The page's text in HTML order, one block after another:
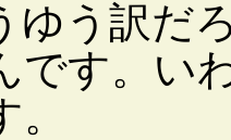
ゆう訳だ
です。い